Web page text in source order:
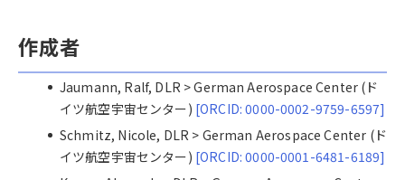
作成者
Jaumann, Ralf, DLR > German Aerospace Center (ド
イツ航空宇宙センター) [ORCID: 0000-0002-9759-6597]
Schmitz, Nicole, DLR > German Aerospace Center (ド
イツ航空宇宙センター) [ORCID: 0000-0001-6481-6189]